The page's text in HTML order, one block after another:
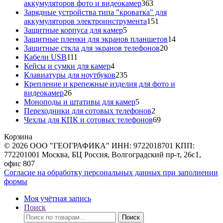
аккумуляторов фото и видеокамер363363
товара
Зарядные устройства типа "кроватка" для
аккумуляторов электроинструмента151
Защитные корпуса для камер55
товаров
Защитные пленки для экранов планшетов1414
Защитные сткла для экранов телефонов2020
Кабели USB111
товаров
Кейсы и сумки для камер44
товара
Клавиатуры для ноутбуков235235
товаров
Крепление и крепежные изделия для фото и
видеокамер2626
товаров
Моноподы и штативы для камер55
товаров
Переходники для сотовых телефонов2
товара
Чехлы для КПК и сотовых телефонов6969
Корзина
© 2026 ООО "ГЕОГРАФИКА" ИНН: 9722018701 КПП:
772201001 Москва, БЦ Россия, Волгоградский пр-т, 26с1,
офис 807
Согласие на обработку персональных данных при заполнении
формы
Моя учётная запись
Поиск
Искать:
Поиск